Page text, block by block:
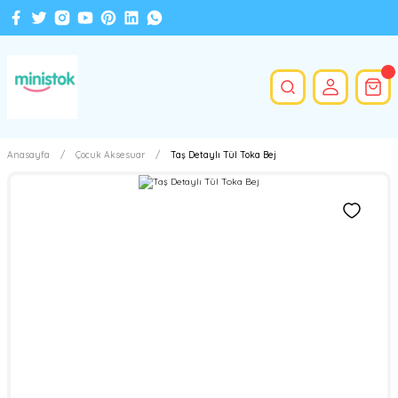
Anasayfa Çocuk Aksesuar Taş Detaylı Tül Toka Bej